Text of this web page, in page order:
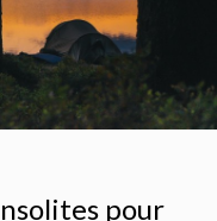
pour